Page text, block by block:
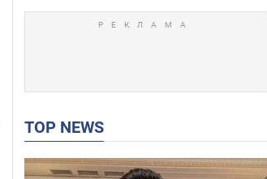
TOP NEWS